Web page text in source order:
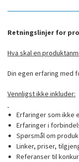
Retningslinjer for
Hva skal en
Din egen erfaring med
Vennligst ikke inkluder:
Erfaringer som ikke
Erfaringer i
Spørsmål om
Linker, priser,
Referanser til